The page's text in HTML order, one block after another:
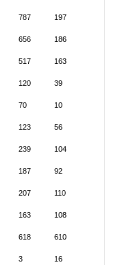
787 197
656 186
517 163
120 39
70 10
123 56
239 104
187 92
207 110
163 108
618 610
3 16